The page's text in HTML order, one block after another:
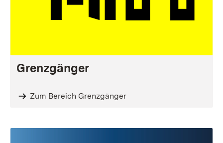
Grenzgänger
Zum Bereich Grenzgänger